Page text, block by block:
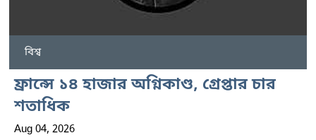
বিশ্ব
ফ্রান্সে ১৪ হাজার অগ্নিকাণ্ড, গ্রেপ্তার চার
শতাধিক
Aug 04, 2026